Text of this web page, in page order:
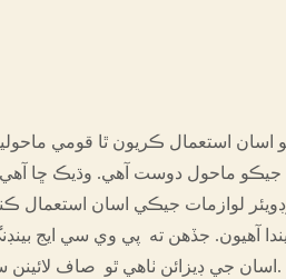
ماحول دوست آهي. وڌيڪ ڇا آهي،
لوازمات جيڪي اسان
آهيون. جڏهن ته پي وي سي ايج
اسان جي ڊيزائن ٺاهي ٿو صاف لائينن سان، مختلف ڪم جي ماحول لاء مناسب.